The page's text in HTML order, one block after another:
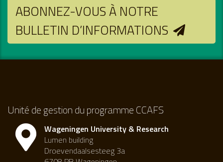
ABONNEZ-VOUS À NOTRE
BULLETIN D’INFORMATIONS
Unité de gestion du programme CCAFS
Wageningen University & Research
Lumen building
Droevendaalsesteeg 3a